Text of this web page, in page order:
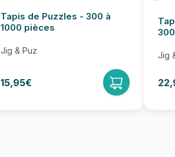
Tapis de Puzzles - 300 à
1000 pièces
Jig & Puz
15,95€
Jig